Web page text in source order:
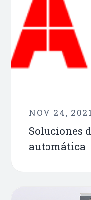
NOV 24,
Soluciones
automática